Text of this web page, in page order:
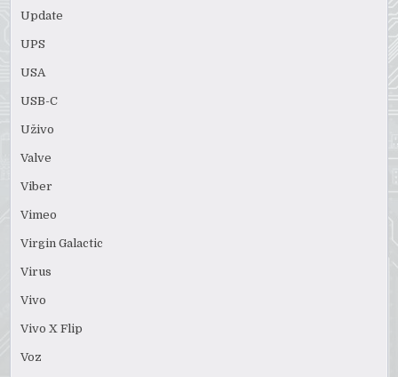
Update
UPS
USA
USB-C
Uživo
Valve
Viber
Vimeo
Virgin Galactic
Virus
Vivo
Vivo X Flip
Voz